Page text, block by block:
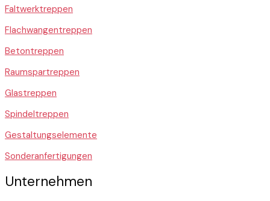
Faltwerktreppen
Flachwangentreppen
Betontreppen
Raumspartreppen
Glastreppen
Spindeltreppen
Gestaltungselemente
Sonderanfertigungen
Unternehmen